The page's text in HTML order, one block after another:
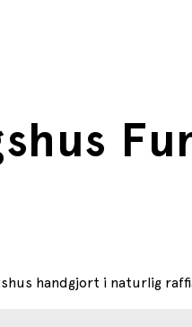
handgjort i naturlig